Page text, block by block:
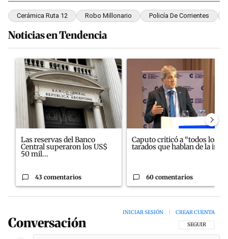
Cerámica Ruta 12 Robo Millonario Policía De Corrientes
Noticias en Tendencia
Este listado muestra los artículos con más comentarios en los
Un artículo de tendencia con el título "Las reservas del Banco
Las reservas del Banco
Central superaron los US$
50 mil...
43 comentarios
Un artículo de tendencia con
Caputo criticó a “todos los
tarados que hablan de la in...
60 comentarios
Conversación SIGA ESTA
SEGUIR
INICIAR SESIÓN CREAR CUENTA